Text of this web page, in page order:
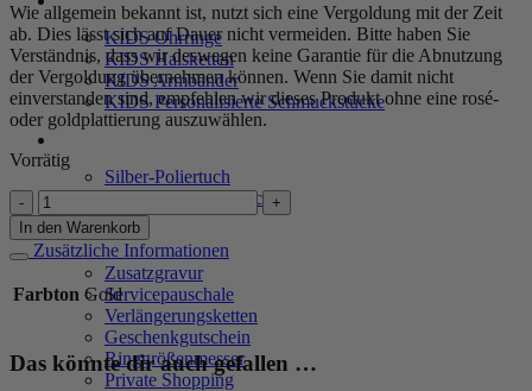
KIDS Ohrringe
KIDS Halsketten
KIDS Armbänder
KIDS Personalisierte Schmuckstücke
Silber-Poliertuch
Silber-Schmuckwäsche
SERVICE
Zusatzgravur
Servicepauschale
Verlängerungsketten
Geschenkgutschein
Ringgrößenmesser
Private Shopping
Wie allgemein bekannt ist, nutzt sich eine Vergoldung mit der Zeit
ab. Dies lässt sich auf Dauer nicht vermeiden. Bitte haben Sie
Verständnis, dass wir deswegen keine Garantie für die Abnutzung
der Vergoldung übernehmen können. Wenn Sie damit nicht
einverstanden sind, empfehlen wir dieses Produkt ohne eine rosé-
oder goldplattierung auszuwählen.
Vorrätig
Ohrringe
"Sarah"
aus
925
Sterling
Silber,
goldplattiert
Menge
In den Warenkorb
Zusätzliche Informationen
Farbton Gold
Das könnte dir auch gefallen …